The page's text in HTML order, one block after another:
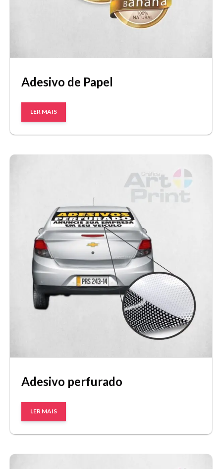
Adesivo de Papel
LER MAIS
Adesivo perfurado
LER MAIS